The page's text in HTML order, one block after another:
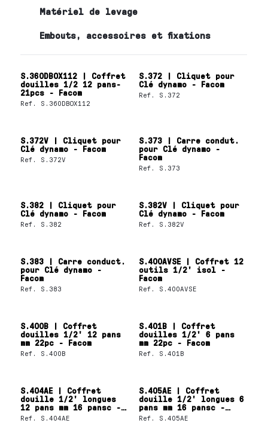
Matériel de levage
Embouts, accessoires et fixations
S.360DBOX112 | Coffret
douilles 1/2 12 pans-
21pcs - Facom
Ref. S.360DBOX112
S.372 | Cliquet pour
Clé dynamo - Facom
Ref. S.372
S.372V | Cliquet pour
Clé dynamo - Facom
Ref. S.372V
S.373 | Carre condut.
pour Clé dynamo -
Facom
Ref. S.373
S.382 | Cliquet pour
Clé dynamo - Facom
Ref. S.382
S.382V | Cliquet pour
Clé dynamo - Facom
Ref. S.382V
S.383 | Carre conduct.
pour Clé dynamo -
Facom
Ref. S.383
S.400AVSE | Coffret 12
outils 1/2' isol -
Facom
Ref. S.400AVSE
S.400B | Coffret
douilles 1/2' 12 pans
mm 22pc - Facom
Ref. S.400B
S.401B | Coffret
douilles 1/2' 6 pans
mm 22pc - Facom
Ref. S.401B
S.404AE | Coffret
douille 1/2' longues
12 pans mm 16 pansc -
Facom
Ref. S.404AE
S.405AE | Coffret
douille 1/2' longues 6
pans mm 16 pansc -
Facom
Ref. S.405AE